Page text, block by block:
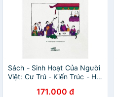
Sách - Sinh Hoạt Của Người
Việt: Cư Trú - Kiến Trúc - Hát
171.000 đ